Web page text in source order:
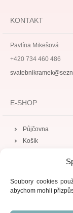
Soubory cookies
abychom mohli
KONTAKT
Pavlína Mikešová
+420 734 460 486
E-SHOP
Půjčovna
Košík